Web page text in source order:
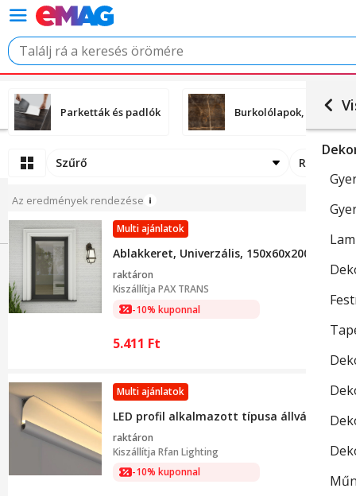
Parketták és padlók Burkolólapok,
Szűrő Rendezési
Az eredmények rendezése
Multi ajánlatok
Ablakkeret, Univerzális, 150x60x2000mm,
raktáron
Kiszállítja PAX TRANS
-10% kuponnal
5.411 Ft
Multi ajánlatok
LED profil alkalmazott típusa állványzat
raktáron
Kiszállítja Rfan Lighting
-10% kuponnal